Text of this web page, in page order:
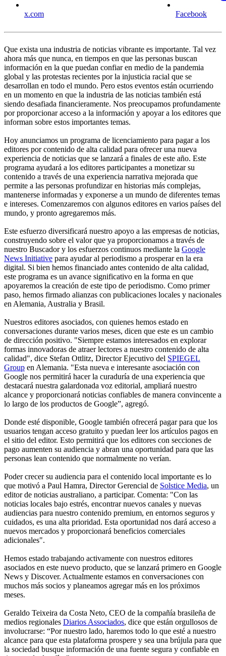
x.com Facebook
Que exista una industria de noticias vibrante es importante. Tal vez
ahora más que nunca, en tiempos en que las personas buscan
información en la que puedan confiar en medio de la pandemia
global y las protestas recientes por la injusticia racial que se
desarrollan en todo el mundo. Pero estos eventos están ocurriendo
en un momento en que la industria de las noticias también está
siendo desafiada financieramente. Nos preocupamos profundamente
por proporcionar acceso a la información y apoyar a los editores que
informan sobre estos importantes temas.
Hoy anunciamos un programa de licenciamiento para pagar a los
editores por contenido de alta calidad para ofrecer una nueva
experiencia de noticias que se lanzará a finales de este año. Este
programa ayudará a los editores participantes a monetizar su
contenido a través de una experiencia narrativa mejorada que
permite a las personas profundizar en historias más complejas,
mantenerse informadas y exponerse a un mundo de diferentes temas
e intereses. Comenzaremos con algunos editores en varios países del
mundo, y pronto agregaremos más.
Este esfuerzo diversificará nuestro apoyo a las empresas de noticias,
construyendo sobre el valor que ya proporcionamos a través de
nuestro Buscador y los esfuerzos continuos mediante la Google
News Initiative para ayudar al periodismo a prosperar en la era
digital. Si bien hemos financiado antes contenido de alta calidad,
este programa es un avance significativo en la forma en que
apoyaremos la creación de este tipo de periodismo. Como primer
paso, hemos firmado alianzas con publicaciones locales y nacionales
en Alemania, Australia y Brasil.
Nuestros editores asociados, con quienes hemos estado en
conversaciones durante varios meses, dicen que este es un cambio
de dirección positivo. "Siempre estamos interesados en explorar
formas innovadoras de atraer lectores a nuestro contenido de alta
calidad", dice Stefan Ottlitz, Director Ejecutivo del SPIEGEL
Group en Alemania. "Esta nueva e interesante asociación con
Google nos permitirá hacer la curaduría de una experiencia que
destacará nuestra galardonada voz editorial, ampliará nuestro
alcance y proporcionará noticias confiables de manera convincente a
lo largo de los productos de Google”, agregó.
Donde esté disponible, Google también ofrecerá pagar para que los
usuarios tengan acceso gratuito y puedan leer los artículos pagos en
el sitio del editor. Esto permitirá que los editores con secciones de
pago aumenten su audiencia y abran una oportunidad para que las
personas lean contenido que normalmente no verían.
Poder crecer su audiencia para el contenido local importante es lo
que motivó a Paul Hamra, Director Gerencial de Solstice Media, un
editor de noticias australiano, a participar. Comenta: "Con las
noticias locales bajo estrés, encontrar nuevos canales y nuevas
audiencias para nuestro contenido premium, en entornos seguros y
cuidados, es una alta prioridad. Esta oportunidad nos dará acceso a
nuevos mercados y proporcionará beneficios comerciales
adicionales".
Hemos estado trabajando activamente con nuestros editores
asociados en este nuevo producto, que se lanzará primero en Google
News y Discover. Actualmente estamos en conversaciones con
muchos más socios y planeamos agregar más en los próximos
meses.
Geraldo Teixeira da Costa Neto, CEO de la compañía brasileña de
medios regionales Diarios Associados, dice que están orgullosos de
involucrarse: “Por nuestro lado, haremos todo lo que esté a nuestro
alcance para que esta plataforma prospere y sea una brújula para que
la sociedad busque información de una fuente segura y confiable en